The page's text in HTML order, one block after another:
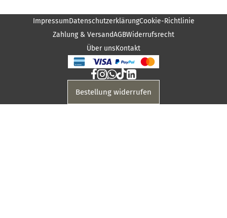
ImpressumDatenschutzerklärungCookie-Richtlinie
Zahlung & VersandAGBWiderrufsrecht
Über unsKontakt
Bestellung widerrufen